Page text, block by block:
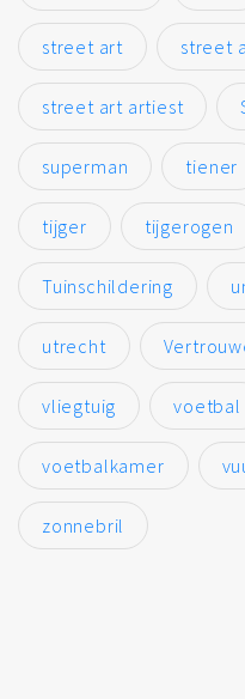
street art street
street art artiest
superman tiener
tijger tijgerogen
Tuinschildering
utrecht
vliegtuig voetbal
voetbalkamer
zonnebril